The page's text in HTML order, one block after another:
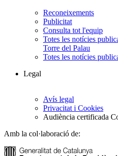
Reconeixements
Publicitat
Consulta tot l'equip
Totes les notícies
Torre del Palau
Totes les notícies
Legal
Avís legal
Privacitat i Cookies
Audiència certificada
Amb la col·laboració de: